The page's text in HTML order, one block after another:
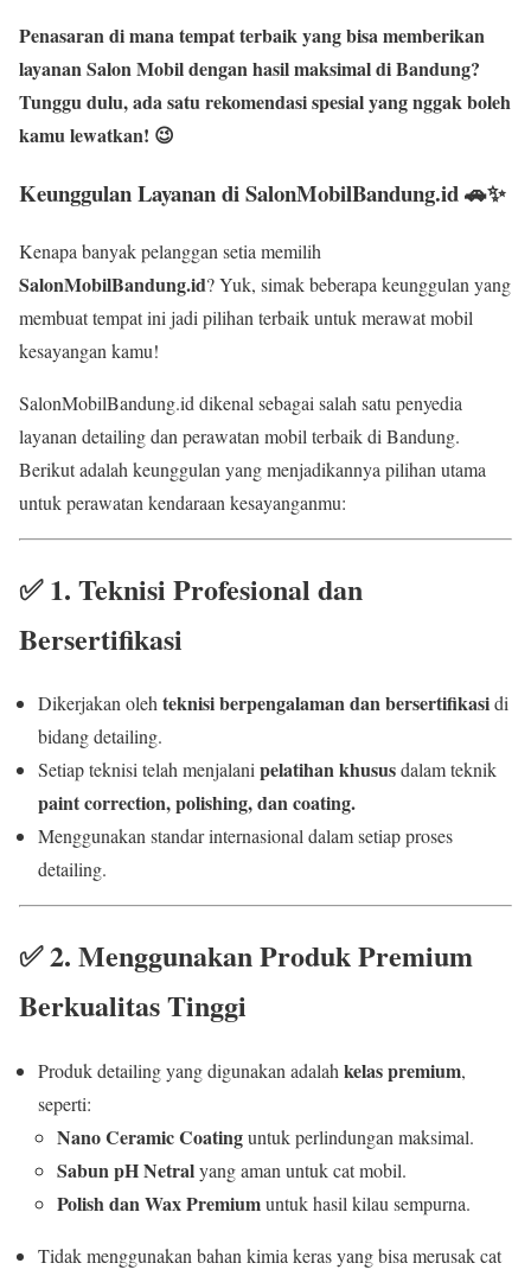
Penasaran di mana tempat terbaik yang bisa memberikan
layanan Salon Mobil dengan hasil maksimal di Bandung?
Tunggu dulu, ada satu rekomendasi spesial yang nggak boleh
kamu lewatkan! 😉
Keunggulan Layanan di SalonMobilBandung.id 🚗✨
Kenapa banyak pelanggan setia memilih
SalonMobilBandung.id? Yuk, simak beberapa keunggulan yang
membuat tempat ini jadi pilihan terbaik untuk merawat mobil
kesayangan kamu!
SalonMobilBandung.id dikenal sebagai salah satu penyedia
layanan detailing dan perawatan mobil terbaik di Bandung.
Berikut adalah keunggulan yang menjadikannya pilihan utama
untuk perawatan kendaraan kesayanganmu:
✅1. Teknisi Profesional dan
Bersertifikasi
Dikerjakan olehteknisi berpengalaman dan bersertifikasidi
bidang detailing.
Setiap teknisi telah menjalanipelatihan khususdalam teknik
paint correction, polishing, dan coating.
Menggunakan standar internasional dalam setiap proses
detailing.
✅2. Menggunakan Produk Premium
Berkualitas Tinggi
Produk detailing yang digunakan adalahkelas premium,
seperti:
Nano Ceramic Coatinguntuk perlindungan maksimal.
Sabun pH Netralyang aman untuk cat mobil.
Polish dan Wax Premiumuntuk hasil kilau sempurna.
Tidak menggunakan bahan kimia keras yang bisa merusak cat